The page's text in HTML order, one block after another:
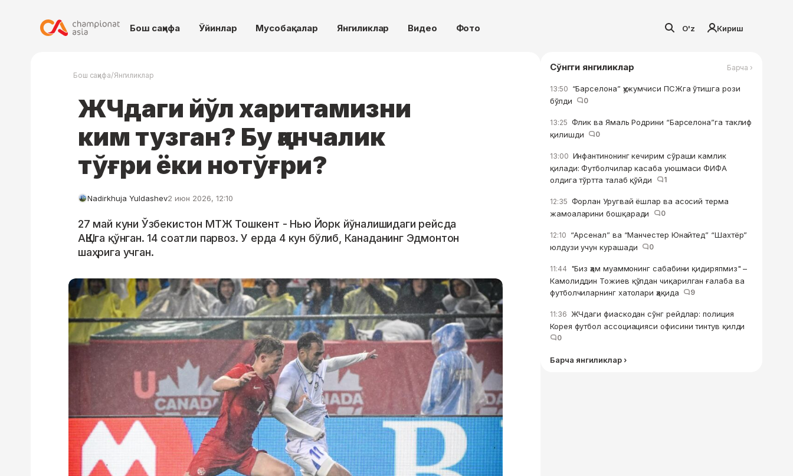
Бош саҳифа Ўйинлар Мусобақалар Янгиликлар Видео Фото O'z Кириш
Бош саҳифа/Янгиликлар
ЖЧдаги йўл харитамизни
ким тузган? Бу қанчалик
тўғри ёки нотўғри?
Nadirkhuja Yuldashev2 июн 2026, 12:10
27 май куни Ўзбекистон МТЖ Тошкент - Нью Йорк йўналишидаги рейсда
АҚШга қўнган. 14 соатли парвоз. У ерда 4 кун бўлиб, Канаданинг Эдмонтон
шаҳрига учган.
Сўнгги янгиликлар Барча ›
13:50 “Барселона” ҳужумчиси ПСЖга ўтишга рози
бўлди
0
13:25 Флик ва Ямаль Родрини “Барселона”га таклиф
қилишди
0
13:00 Инфантинонинг кечирим сўраши камлик
қилади: Футболчилар касаба уюшмаси ФИФА
олдига тўртта талаб қўйди
1
12:35 Форлан Уругвай ёшлар ва асосий терма
жамоаларини бошқаради
0
12:10 “Арсенал” ва “Манчестер Юнайтед” “Шахтёр”
юлдузи учун курашади
0
11:44 "Биз ҳам муаммонинг сабабини қидиряпмиз" –
Камолиддин Тожиев қўлдан чиқарилган ғалаба ва
футболчиларнинг хатолари ҳақида
9
11:36 ЖЧдаги фиаскодан сўнг рейдлар: полиция
Корея футбол ассоциацияси офисини тинтув қилди
0
Барча янгиликлар ›